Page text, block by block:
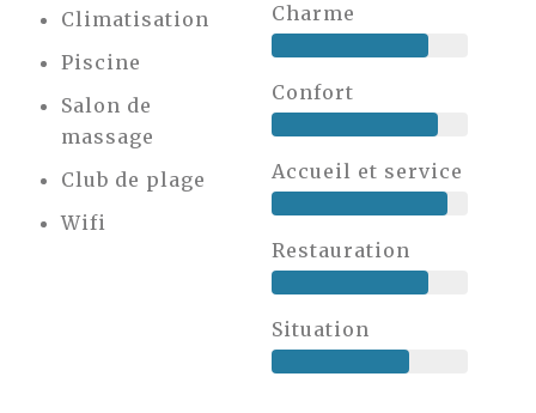
Climatisation
Piscine
Salon de
massage
Club de plage
Wifi
Charme
Confort
Accueil et service
Restauration
Situation